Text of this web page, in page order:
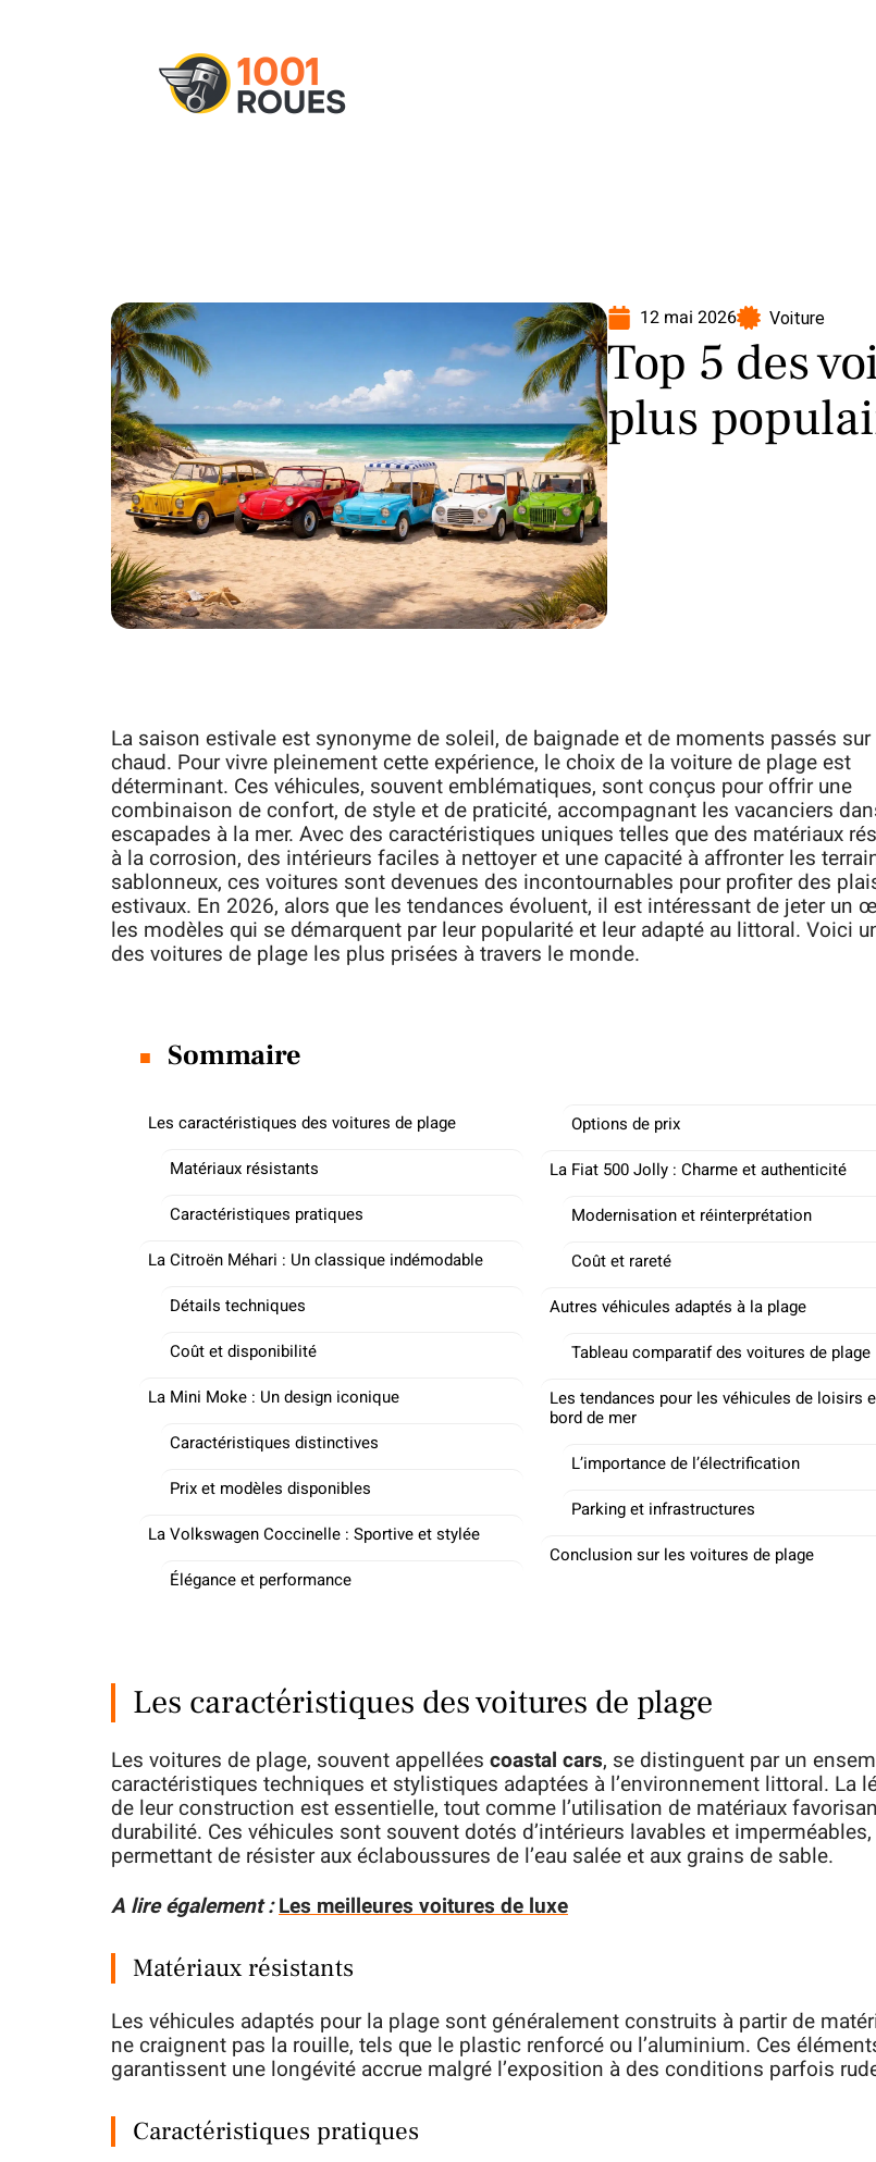
12 mai 2026 Voiture
Top 5 des
plus
La saison estivale est synonyme de soleil, de baignade et de moments passés
chaud. Pour vivre pleinement cette expérience, le choix de la voiture de plage est
déterminant. Ces véhicules, souvent emblématiques, sont conçus pour offrir une
combinaison de confort, de style et de praticité, accompagnant les vacanciers
escapades à la mer. Avec des caractéristiques uniques telles que des matériaux
à la corrosion, des intérieurs faciles à nettoyer et une capacité à affronter les
sablonneux, ces voitures sont devenues des incontournables pour profiter des
estivaux. En 2026, alors que les tendances évoluent, il est intéressant de jeter un
les modèles qui se démarquent par leur popularité et leur adapté au littoral. Voici
des voitures de plage les plus prisées à travers le monde.
Sommaire
Les caractéristiques des voitures de plage
Matériaux résistants
Caractéristiques pratiques
La Citroën Méhari : Un classique indémodable
Détails techniques
Coût et disponibilité
La Mini Moke : Un design iconique
Caractéristiques distinctives
Prix et modèles disponibles
La Volkswagen Coccinelle : Sportive et stylée
Élégance et performance
Options de prix
La Fiat 500 Jolly : Charme et authenticité
Modernisation et réinterprétation
Coût et rareté
Autres véhicules adaptés à la plage
Tableau comparatif des voitures de plage
Les tendances pour les véhicules de loisirs
bord de mer
L’importance de l’électrification
Parking et infrastructures
Conclusion sur les voitures de plage
Les caractéristiques des voitures de plage
Les voitures de plage, souvent appellées coastal cars, se distinguent par un
caractéristiques techniques et stylistiques adaptées à l’environnement littoral. La
de leur construction est essentielle, tout comme l’utilisation de matériaux
durabilité. Ces véhicules sont souvent dotés d’intérieurs lavables et
permettant de résister aux éclaboussures de l’eau salée et aux grains de sable.
A lire également :Les meilleures voitures de luxe
Matériaux résistants
Les véhicules adaptés pour la plage sont généralement construits à partir de
ne craignent pas la rouille, tels que le plastic renforcé ou l’aluminium. Ces
garantissent une longévité accrue malgré l’exposition à des conditions parfois
Caractéristiques pratiques